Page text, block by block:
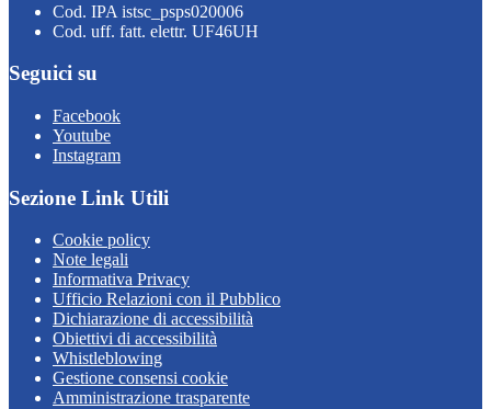
Cod. IPA istsc_psps020006
Cod. uff. fatt. elettr. UF46UH
Seguici su
Facebook
Youtube
Instagram
Sezione Link Utili
Cookie policy
Note legali
Informativa Privacy
Ufficio Relazioni con il Pubblico
Dichiarazione di accessibilità
Obiettivi di accessibilità
Whistleblowing
Gestione consensi cookie
Amministrazione trasparente